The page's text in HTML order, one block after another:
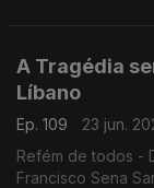
A Tragédia
Líbano
Ep. 109
23 jun.
Refém de todos -
Francisco Sena